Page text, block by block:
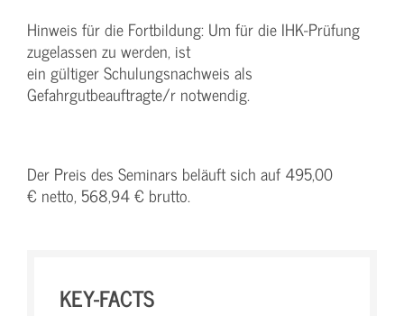
Hinweis für die Fortbildung: Um für die IHK-Prüfung
zugelassen zu werden, ist
ein gültiger Schulungsnachweis als
Gefahrgutbeauftragte/r notwendig.
Der Preis des Seminars beläuft sich auf 495,00
€ netto, 568,94 € brutto.
KEY-FACTS